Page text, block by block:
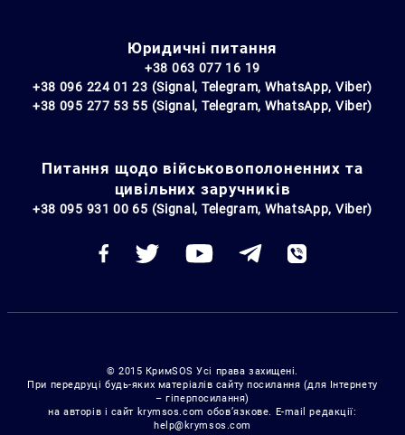
Юридичні питання
+38 063 077 16 19
+38 096 224 01 23 (Signal, Telegram, WhatsApp, Viber)
+38 095 277 53 55 (Signal, Telegram, WhatsApp, Viber)
Питання щодо військовополоненних та
цивільних заручників
+38 095 931 00 65 (Signal, Telegram, WhatsApp, Viber)
© 2015 КримSOS Усі права захищені.
При передруці будь-яких матеріалів сайту посилання (для Інтернету
– гіперпосилання)
на авторів і сайт krymsos.com обов’язкове. E-mail редакції:
help@krymsos.com